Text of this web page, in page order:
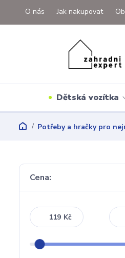
O nás Jak nakupovat
Dětská vozítka
Potřeby a hračky pro
Cena:
Kč